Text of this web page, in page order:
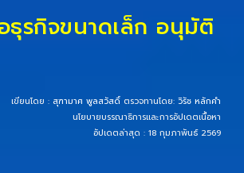
ธุรกิจขนาดเล็ก อนุมัติ
เขียนโดย : สุฑามาศ พูลสวัสดิ์ตรวจทานโดย: วิรัช หลักคำ
นโยบายบรรณาธิการและการอัปเดตเนื้อหา
อัปเดตล่าสุด : 18 กุมภาพันธ์ 2569